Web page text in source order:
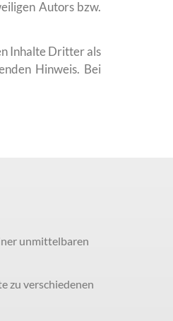
Autors bzw.
Inhalte Dritter als
Hinweis. Bei
unmittelbaren
zu verschiedenen